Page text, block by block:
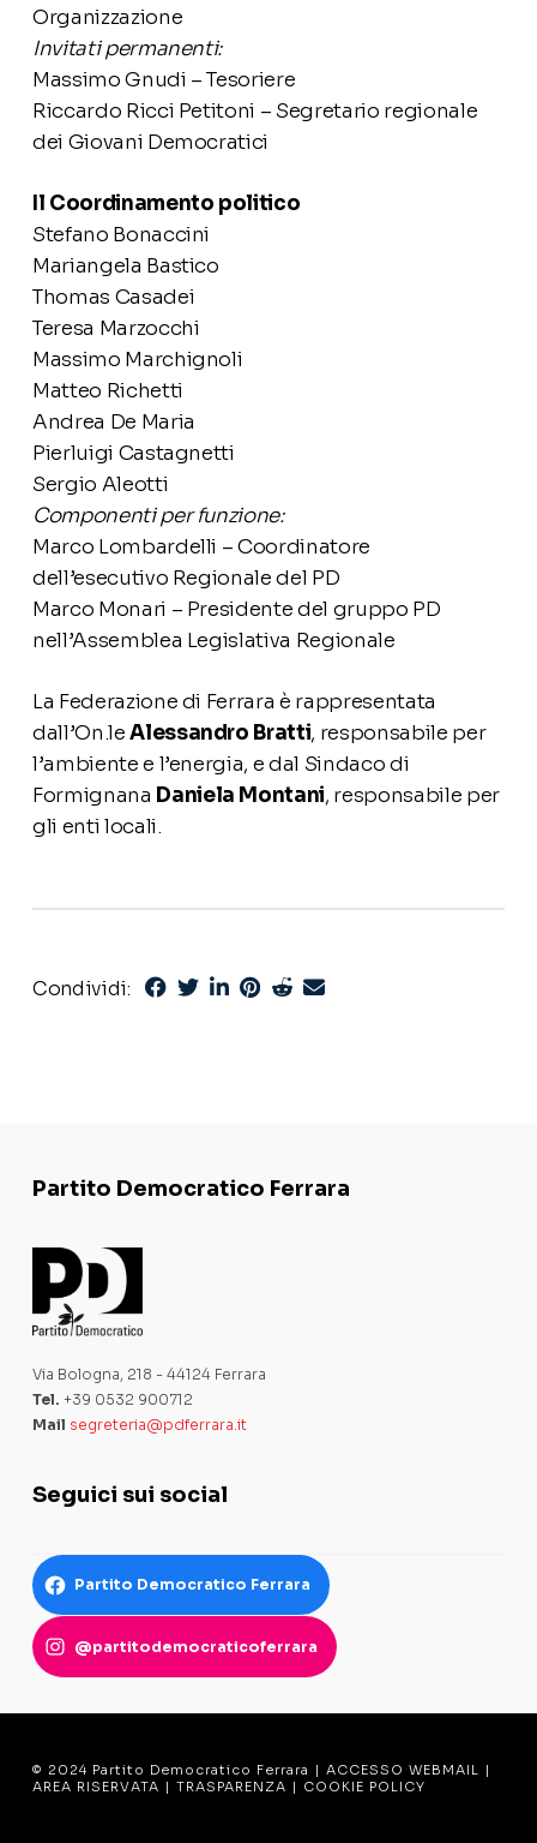
Organizzazione
Invitati permanenti:
Massimo Gnudi – Tesoriere
Riccardo Ricci Petitoni – Segretario regionale
dei Giovani Democratici
Il Coordinamento politico
Stefano Bonaccini
Mariangela Bastico
Thomas Casadei
Teresa Marzocchi
Massimo Marchignoli
Matteo Richetti
Andrea De Maria
Pierluigi Castagnetti
Sergio Aleotti
Componenti per funzione:
Marco Lombardelli – Coordinatore
dell’esecutivo Regionale del PD
Marco Monari – Presidente del gruppo PD
nell’Assemblea Legislativa Regionale
La Federazione di Ferrara è rappresentata
dall’On.leAlessandro Bratti, responsabile per
l’ambiente e l’energia, e dal Sindaco di
Formignana Daniela Montani, responsabile per
gli enti locali.
Condividi:
Partito Democratico Ferrara
Via Bologna, 218 - 44124 Ferrara
Tel. +39 0532 900712
Mail segreteria@pdferrara.it
Seguici sui social
Partito Democratico Ferrara
@partitodemocraticoferrara
© 2024 Partito Democratico Ferrara | ACCESSO WEBMAIL |
AREA RISERVATA | TRASPARENZA | COOKIE POLICY